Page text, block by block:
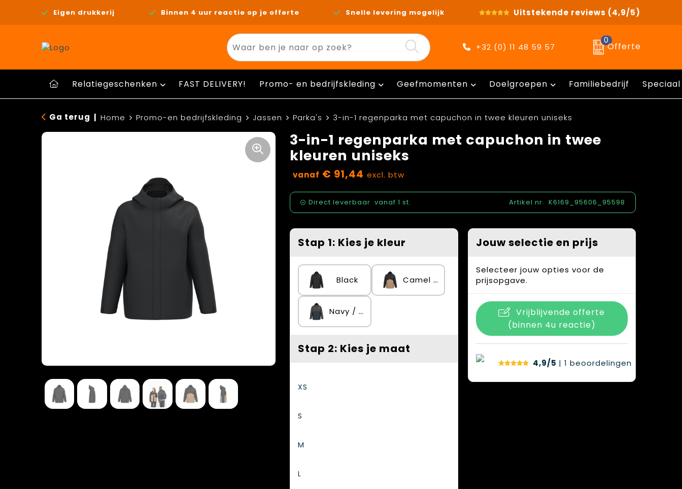
Eigen drukkerij Binnen 4 uur reactie op je offerte Snelle levering mogelijk Uitstekende reviews (4,9/5)
+32 (0) 11 48 59 57
0
Offerte
Relatiegeschenken FAST DELIVERY! Promo- en bedrijfskleding Geefmomenten Doelgroepen Familiebedrijf
Ga terug Home Promo-en bedrijfskleding Jassen Parka's 3-in-1 regenparka met capuchon in twee kleuren uniseks
3-in-1 regenparka met capuchon in twee
kleuren uniseks
vanaf € 91,44 excl. btw
Direct leverbaar vanaf 1 st. Artikel nr. K6169_95606_95598
Stap 1: Kies je kleur
Black Camel / Black
Navy / Dark Grey
Stap 2: Kies je maat
XS
S
M
L
Jouw selectie en prijs
Selecteer jouw opties voor de
prijsopgave.
Vrijblijvende offerte
(binnen 4u reactie)
4,9/5 | 1 beoordelingen